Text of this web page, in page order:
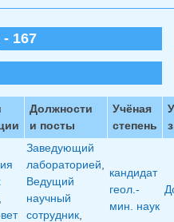
167
Должности
и посты
Учёная
степень
Заведующий
лабораторией
Ведущий
научный
сотрудник
кандидат
геол.-
мин. наук